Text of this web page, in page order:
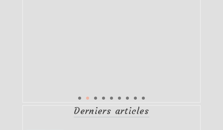
Derniers articles